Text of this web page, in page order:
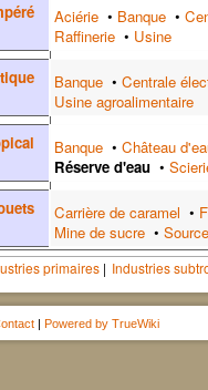
Aciérie • Banque •
Raffinerie • Usine
Banque • Centrale
Usine agroalimentaire
Banque • Château
Réserve d'eau •
Carrière de caramel •
Mine de sucre •
primaires Industries
| Powered by TrueWiki